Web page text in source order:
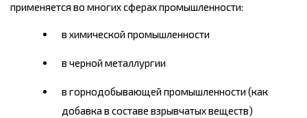
применяется во многих сферах промышленности:
в химической промышленности
в черной металлургии
в горнодобывающей промышленности (как
добавка в составе взрывчатых веществ)